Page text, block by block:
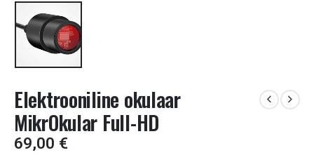
Elektrooniline okulaar
MikrOkular Full-HD
69,00 €